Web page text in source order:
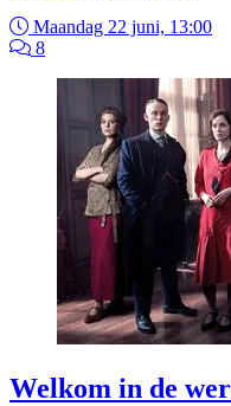
Maandag 22 juni, 13:00
8
Welkom in de